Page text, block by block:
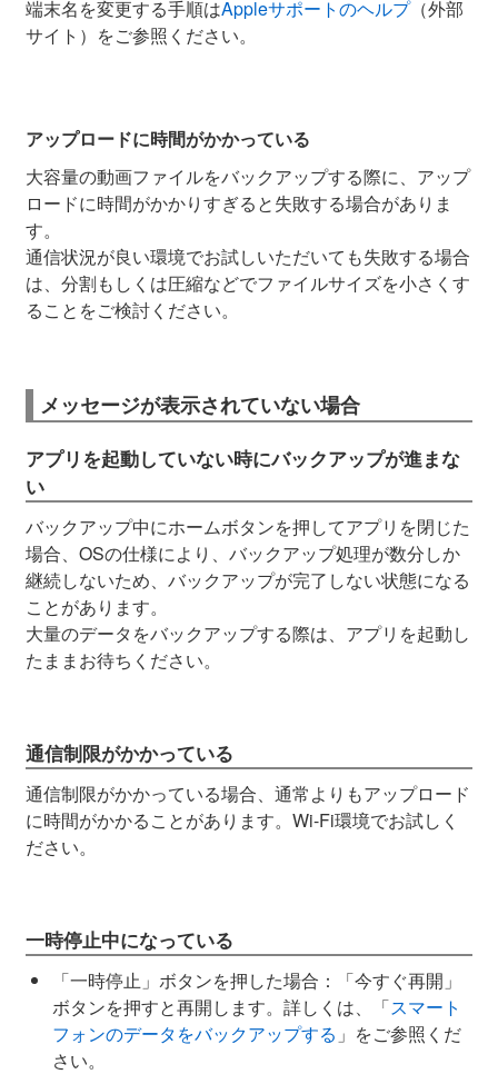
端末名を変更する手順はAppleサポートのヘルプ（外部
サイト）をご参照ください。
アップロードに時間がかかっている
大容量の動画ファイルをバックアップする際に、アップ
ロードに時間がかかりすぎると失敗する場合がありま
す。
通信状況が良い環境でお試しいただいても失敗する場合
は、分割もしくは圧縮などでファイルサイズを小さくす
ることをご検討ください。
メッセージが表示されていない場合
アプリを起動していない時にバックアップが進まな
い
バックアップ中にホームボタンを押してアプリを閉じた
場合、OSの仕様により、バックアップ処理が数分しか
継続しないため、バックアップが完了しない状態になる
ことがあります。
大量のデータをバックアップする際は、アプリを起動し
たままお待ちください。
通信制限がかかっている
通信制限がかかっている場合、通常よりもアップロード
に時間がかかることがあります。Wi-Fi環境でお試しく
ださい。
一時停止中になっている
「一時停止」ボタンを押した場合：「今すぐ再開」
ボタンを押すと再開します。詳しくは、「スマート
フォンのデータをバックアップする 」をご参照くだ
さい。